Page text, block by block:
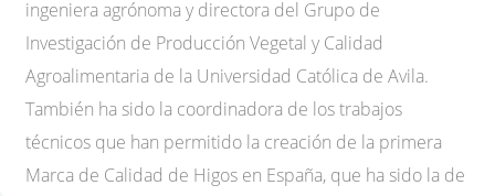
ingeniera agrónoma y directora del Grupo de
Investigación de Producción Vegetal y Calidad
Agroalimentaria de la Universidad Católica de Avila.
También ha sido la coordinadora de los trabajos
técnicos que han permitido la creación de la primera
Marca de Calidad de Higos en España, que ha sido la de